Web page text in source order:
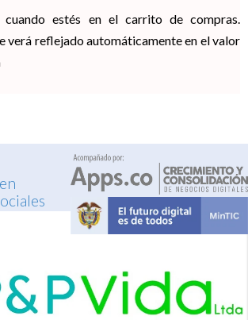
cuando estés en el carrito de compras.
verá reflejado automáticamente en el valor
en